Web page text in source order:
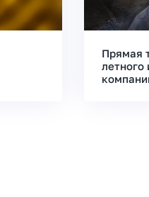
Прямая
летного